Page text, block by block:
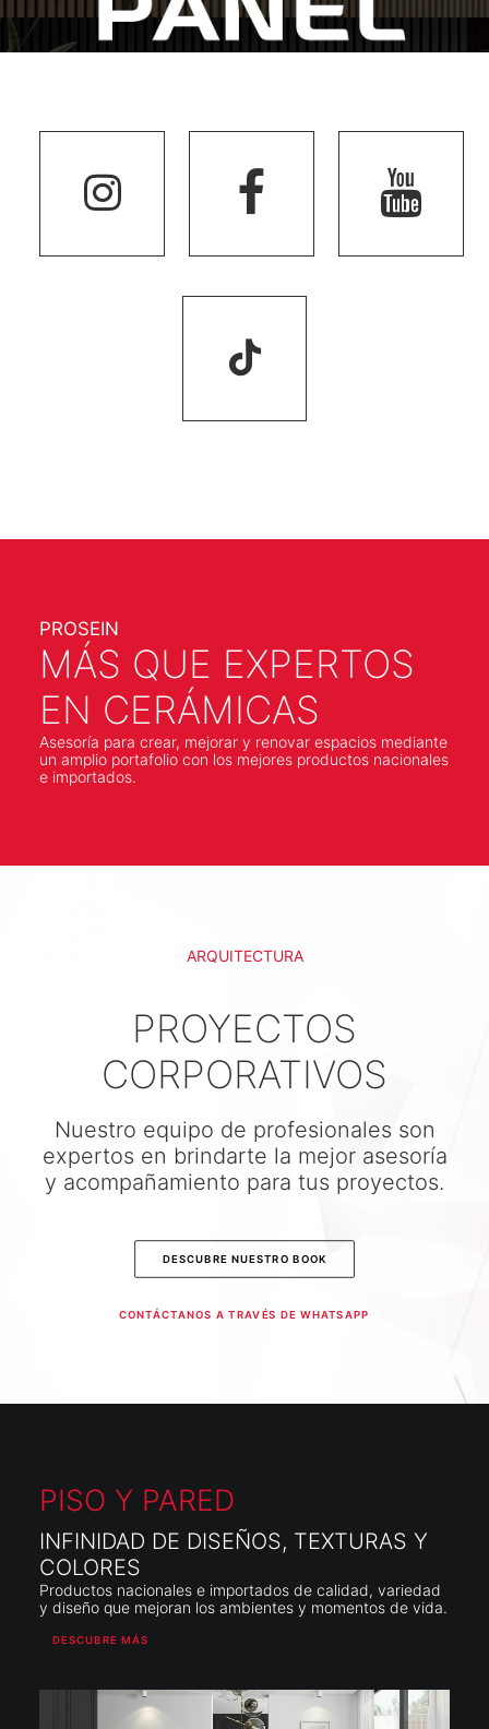
PROSEIN
MÁS QUE EXPERTOS
EN CERÁMICAS
Asesoría para crear, mejorar y renovar espacios mediante
un amplio portafolio con los mejores productos nacionales
e importados.
ARQUITECTURA
PROYECTOS
CORPORATIVOS
Nuestro equipo de profesionales son
expertos en brindarte la mejor asesoría
y acompañamiento para tus proyectos.
DESCUBRE NUESTRO BOOK
CONTÁCTANOS A TRAVÉS DE WHATSAPP
PISO Y PARED
INFINIDAD DE DISEÑOS, TEXTURAS Y
COLORES
Productos nacionales e importados de calidad, variedad
y diseño que mejoran los ambientes y momentos de vida.
DESCUBRE MÁS